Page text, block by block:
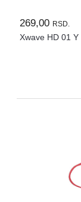
269,00 RSD.
Xwave HD 01